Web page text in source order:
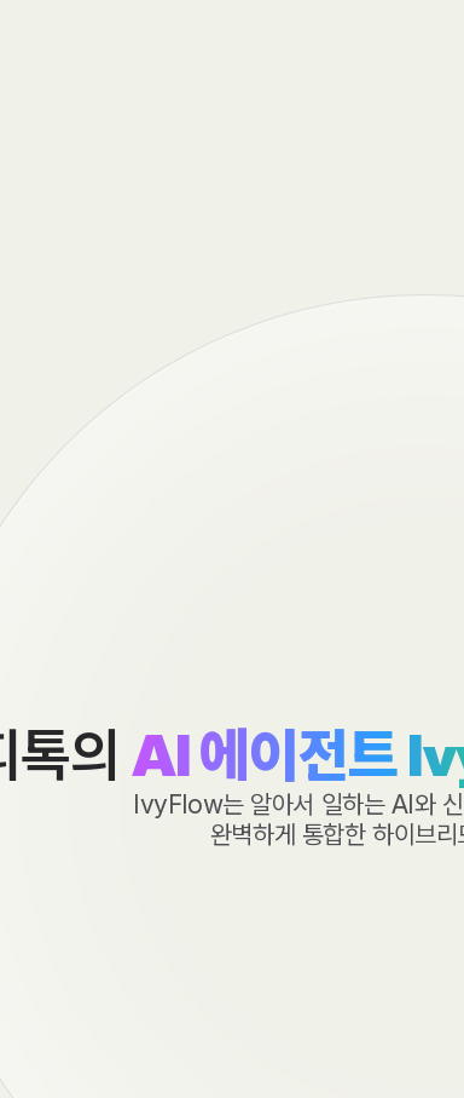
톡의AI 에이전트
IvyFlow는 알아서 일하는 AI와
완벽하게 통합한하이브